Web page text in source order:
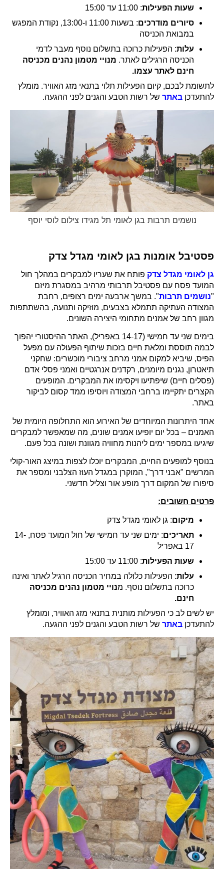
שעות הפעילות: 11:00 עד 15:00
סיורים מודרכים
: בשעות 11:00 ו-13:00, נקודת המפגש
במבואת הכניסה
עלות: הפעילות כרוכה בתשלום נוסף מעבר לדמי
הכניסה הרגילים לאתר. מנויי מטמון נהנים מכניסה
חינם לאתר עצמו.
לתשומת לבכם, קיום הפעילות תלוי בתנאי מזג האוויר. מומלץ
להתעדכן באתר של רשות הטבע והגנים לפני ההגעה.
נושמים תרבות בגן לאומי תל מגידו צילום לוסי יוסף
פסטיבל אומנות בגן לאומי מגדל צדק
גן לאומי מגדל צדק פותח את שעריו למבקרים במהלך חול
המועד פסח עם פסטיבל תרבותי מרהיב במסגרת מיזם
"נושמים תרבות". במשך ארבעה ימים רצופים, רחבת
המצודה העתיקה תתמלא בצבעים, מוזיקה ותנועה, בהשתתפות
מגוון רחב של אמנים מתחומי היצירה השונים.
בימים שני עד חמישי (14-17 באפריל), האתר ההיסטורי יהפוך
לבמה תוססת ומלאת חיים בזכות שיתוף הפעולה עם מפעל
הפיס, שיביא למקום אמני מרחב ציבורי מוכשרים: שחקני
תיאטרון, נגנים מיומנים, רקדנים אנרגטיים ואמני פסלי אדם
(פסלים חיים) שיפתיעו ויקסימו את המבקרים. המופעים
הקצרים יתקיימו ברחבי המצודה ויוסיפו ממד קסום לביקור
באתר.
אחד היתרונות המיוחדים של האירוע הוא התחלופה היומית של
האמנים – בכל יום יופיעו אמנים שונים, מה שמאפשר למבקרים
שיגיעו במספר ימים ליהנות מחוויה מגוונת ושונה בכל פעם.
בנוסף למופעים החיים, המבקרים יוכלו לצפות במיצג האור-קולי
המרשים "אבני דרך", המוקרן במגדל העוז הצלבני ומספר את
סיפורו של המקום דרך מופע אור וצליל חדשני.
פרטים חשובים:
מיקום: גן לאומי מגדל צדק
תאריכים
: ימים שני עד חמישי של חול המועד פסח, 14-
17 באפריל
שעות הפעילות: 11:00 עד 15:00
עלות: הפעילות כלולה במחיר הכניסה הרגיל לאתר ואינה
כרוכה בתשלום נוסף. מנויי מטמון נהנים מכניסה
חינם.
יש לשים לב כי הפעילות מותנית בתנאי מזג האוויר, ומומלץ
להתעדכן באתר של רשות הטבע והגנים לפני ההגעה.